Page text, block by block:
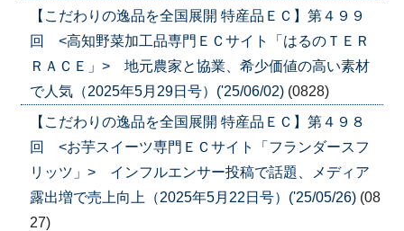
【こだわりの逸品を全国展開 特産品ＥＣ】第４９９
回 <高知野菜加工品専門ＥＣサイト「はるのＴＥＲ
ＲＡＣＥ」> 地元農家と協業、希少価値の高い素材
で人気（2025年5月29日号）('25/06/02) (0828)
【こだわりの逸品を全国展開 特産品ＥＣ】第４９８
回 <お芋スイーツ専門ＥＣサイト「フランダースフ
リッツ」> インフルエンサー投稿で話題、メディア
露出増で売上向上（2025年5月22日号）('25/05/26) (08
27)